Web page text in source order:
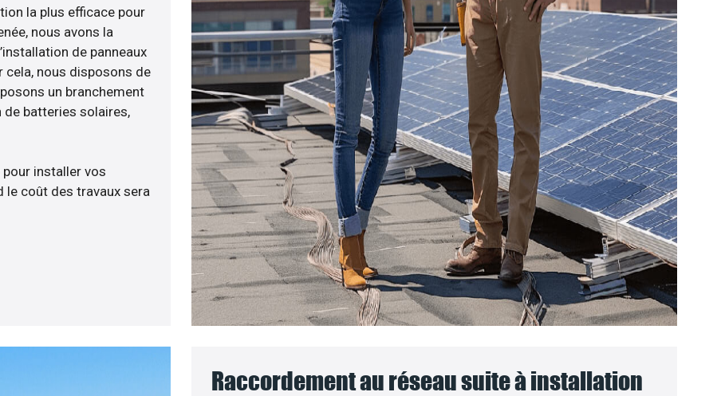
la plus efficace pour
nous avons la
de panneaux
nous disposons de
un branchement
de batteries solaires,
installer vos
le coût des travaux sera
Raccordement au réseau suite à installation